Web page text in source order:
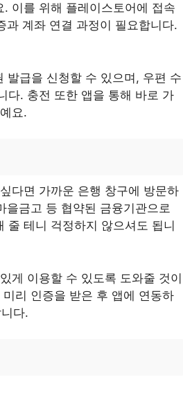
이를 위해 플레이스토어에 접속
계좌 연결 과정이 필요합니다.
발급을 신청할 수 있으며, 우편 수
다. 충전 또한 앱을 통해 바로 가
요.
다면 가까운 은행 창구에 방문하
을금고 등 협약된 금융기관으로
줄 테니 걱정하지 않으셔도 됩니
게 이용할 수 있도록 도와줄 것이
리 인증을 받은 후 앱에 연동하
다.